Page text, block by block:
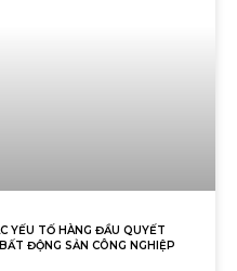
YẾU TỐ HÀNG ĐẦU QUYẾT
ĐỘNG SẢN CÔNG NGHIỆP